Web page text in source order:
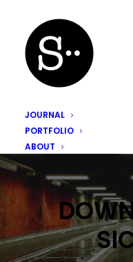
JOURNAL
PORTFOLIO
ABOUT